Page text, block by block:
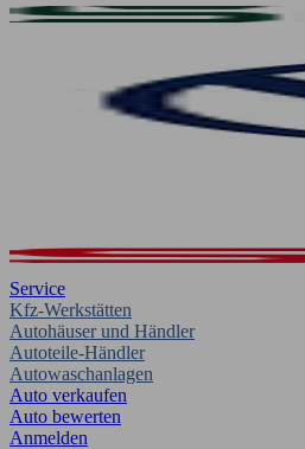
Service
Kfz-Werkstätten
Autohäuser und Händler
Autoteile-Händler
Autowaschanlagen
Auto verkaufen
Auto bewerten
Anmelden